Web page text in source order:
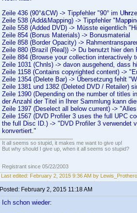
Zeile 436 (90°&CW) -> Tippfehler "90° im Uhr
Zeile 538 (Add&Mapping) -> Tippfehler "Mapp
Zeile 558 (Added DVD) -> Müsste eigentlich
Zeile 854 (Bonus Materials) -> Bonusmaterial
Zeile 858 (Border Opacity) ->
Zeile 880 (Brazil (Real)) -> Du benutzt hier
Zeile 884 (Browse your collection interactively
Zeile 1031 (Chnls) -> davon ausgehend, dass
Zeile 1158 (Contains copyrighted content) ->
Zeile 1354 (Delete Bar) -> Übersetzung fehlt
Zeile 1381 und 1382 (Deleted DVD / Retailer)
Zeile 1390 (Depending on the number of titles
der Anzahl der Titel in Ihrer Sammlung kann
Zeile 1397 (Deselect all below current) ->
Zeile 1567 (DVD Profiler 3 uses the full UPC
the full Disc ID.) -> "DVD Profiler 3 verwendet
konvertiert."
It all seems so stupid, it makes me want to give up!
But why should I give up, when it all seems so stupid?
Registrant since 05/22/2003
Last edited: February 2, 2015 9:36 AM by Lewis_Prothero
Posted: February 2, 2015 11:18 AM
Ich schon wieder: